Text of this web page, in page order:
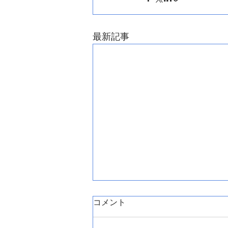
最新記事
コメント